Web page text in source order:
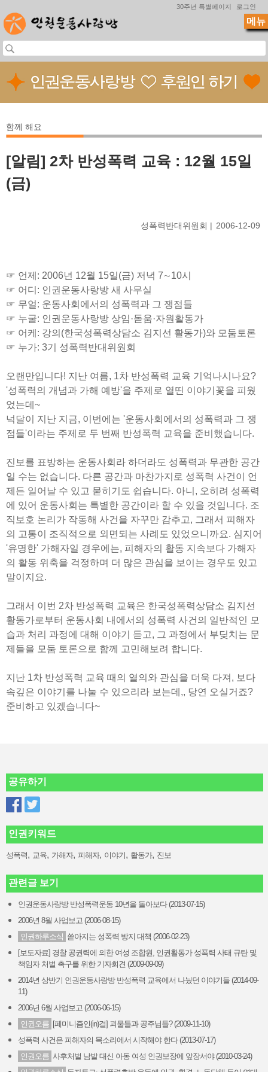
30주년 특별페이지 로그인
함께 해요
[알림] 2차 반성폭력 교육 : 12월 15일
(금)
성폭력반대위원회 2006-12-09
☞ 언제: 2006년 12월 15일(금) 저녁 7∼10시
☞ 어디: 인권운동사랑방 새 사무실
☞ 무얼: 운동사회에서의 성폭력과 그 쟁점들
☞ 누굴: 인권운동사랑방 상임·돋움·자원활동가
☞ 어케: 강의(한국성폭력상담소 김지선 활동가)와 모둠토론
☞ 누가: 3기 성폭력반대위원회
오랜만입니다! 지난 여름, 1차 반성폭력 교육 기억나시나요?
'성폭력의 개념과 가해 예방'을 주제로 열띤 이야기꽃을 피웠
었는데~
넉달이 지난 지금, 이번에는 '운동사회에서의 성폭력과 그 쟁
점들'이라는 주제로 두 번째 반성폭력 교육을 준비했습니다.
진보를 표방하는 운동사회라 하더라도 성폭력과 무관한 공간
일 수는 없습니다. 다른 공간과 마찬가지로 성폭력 사건이 언
제든 일어날 수 있고 묻히기도 쉽습니다. 아니, 오히려 성폭력
에 있어 운동사회는 특별한 공간이라 할 수 있을 것입니다. 조
직보호 논리가 작동해 사건을 자꾸만 감추고, 그래서 피해자
의 고통이 조직적으로 외면되는 사례도 있었으니까요. 심지어
'유명한' 가해자일 경우에는, 피해자의 활동 지속보다 가해자
의 활동 위축을 걱정하며 더 많은 관심을 보이는 경우도 있고
말이지요.
그래서 이번 2차 반성폭력 교육은 한국성폭력상담소 김지선
활동가로부터 운동사회 내에서의 성폭력 사건의 일반적인 모
습과 처리 과정에 대해 이야기 듣고, 그 과정에서 부딪치는 문
제들을 모둠 토론으로 함께 고민해보려 합니다.
지난 1차 반성폭력 교육 때의 열의와 관심을 더욱 다져, 보다
속깊은 이야기를 나눌 수 있으리라 보는데,, 당연 오실거죠?
준비하고 있겠습니다~
메뉴
공유하기
인권키워드
성폭력, 교육, 가해자, 피해자, 이야기, 활동가, 진보
관련글 보기
인권운동사랑방 반성폭력운동 10년을 돌아보다 (2013-07-15)
2006년 8월 사업보고 (2006-08-15)
인권하루소식 쏟아지는 성폭력 방지 대책 (2006-02-23)
[보도자료] 경찰 공권력에 의한 여성 조합원, 인권활동가 성폭력 사태 규탄 및
책임자 처벌 촉구를 위한 기자회견 (2009-09-09)
2014년 상반기 인권운동사랑방 반성폭력 교육에서 나눴던 이야기들 (2014-09-
11)
2006년 6월 사업보고 (2006-06-15)
인권오름 [페미니즘인(in)걸] 괴물들과 공주님들? (2009-11-10)
성폭력 사건은 피해자의 목소리에서 시작해야 한다 (2013-07-17)
인권오름 사후처벌 남발 대신 아동 여성 인권보장에 앞장서야 (2010-03-24)